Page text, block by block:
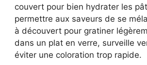
couvert pour bien hydrater les
permettre aux saveurs de se
à découvert pour gratiner
dans un plat en verre, surveille
éviter une coloration trop rapide.